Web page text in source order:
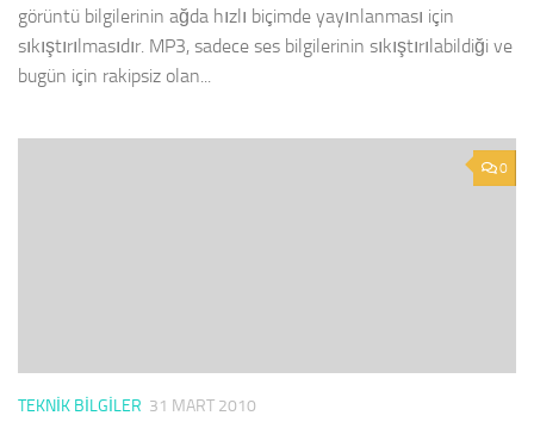
görüntü bilgilerinin ağda hızlı biçimde yayınlanması için
sıkıştırılmasıdır. MP3, sadece ses bilgilerinin sıkıştırılabildiği ve
bugün için rakipsiz olan...
0
TEKNIK BILGILER 31 MART 2010